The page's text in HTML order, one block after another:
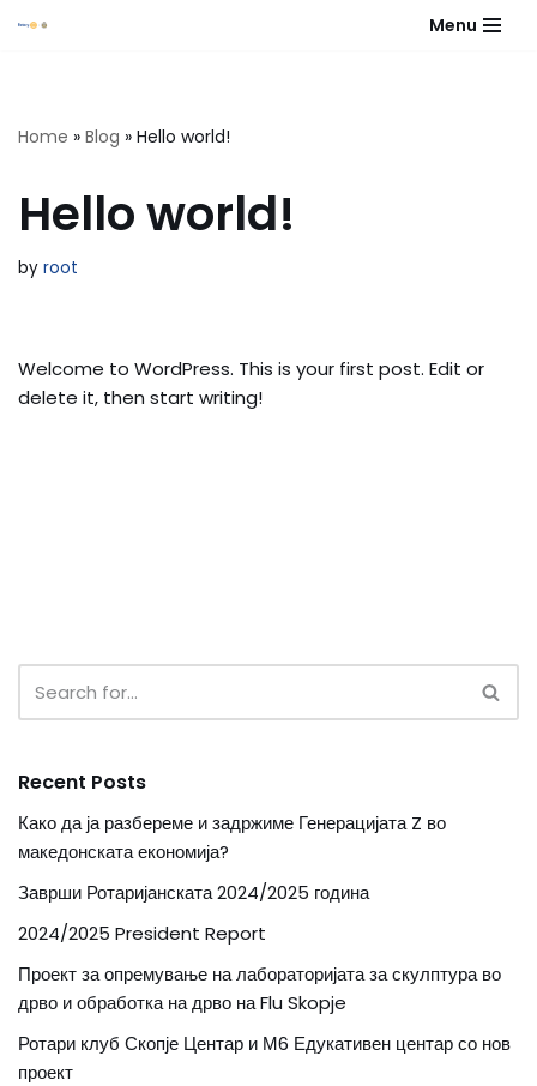
Menu
Home » Blog » Hello world!
Hello world!
by root
Welcome to WordPress. This is your first post. Edit or
delete it, then start writing!
Recent Posts
Како да ја разбереме и задржиме Генерацијата Z во
македонската економија?
Заврши Ротаријанската 2024/2025 година
2024/2025 President Report
Проект за опремување на лабораторијата за скулптура во
дрво и обработка на дрво на Flu Skopje
Ротари клуб Скопје Центар и М6 Едукативен центар со нов
проект